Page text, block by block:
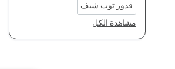
قدور توب شيف
مشاهدة الكل